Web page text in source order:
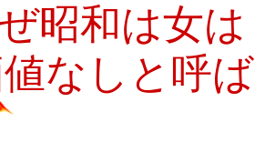
昭和は女は
なしと呼ば